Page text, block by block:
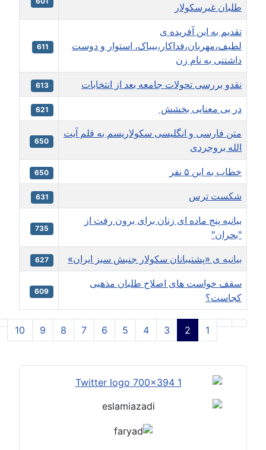
مقالات
طلبان غيرسکولار
تقدیم به این آفریده ی
لطیف،مهربان،فداکار،بیباک، استوار و دوست
داشتنی به نام زن
نقدو بررسی تحولات جامعه بعد از انتخابات
در بی معنایی بخشش
متن فارسی و انگلیسی سکولاریسم به قلم آیت
الله بروجردی
خطاب به این ۵ نفر
شكست ترس
بیانیه پنج ماده ای زنان برای برون رفت از
"بحران"
بيانيه ی «پشتيبانان سکولار جنبش سبز ایران» 627
سقف خواست های اصلاح طلبان مذهبی
کجاست؟
صفحه2 از10 1
2
3
4
5
6
7
8
9
10